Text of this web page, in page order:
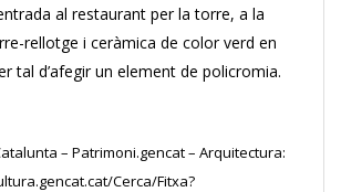
al restaurant per la torre, a la
rellotge i ceràmica de color verd en
tal d’afegir un element de policromia.
– Patrimoni.gencat – Arquitectura:
Cerca/Fitxa?